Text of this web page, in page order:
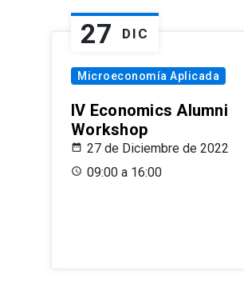
27 DIC
Microeconomía Aplicada
IV Economics Alumni
Workshop
27 de Diciembre de 2022
09:00 a 16:00